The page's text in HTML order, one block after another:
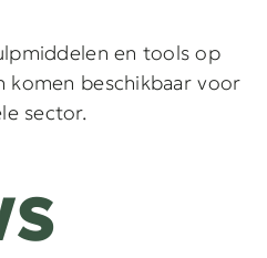
en tools op
komen beschikbaar voor
sector.